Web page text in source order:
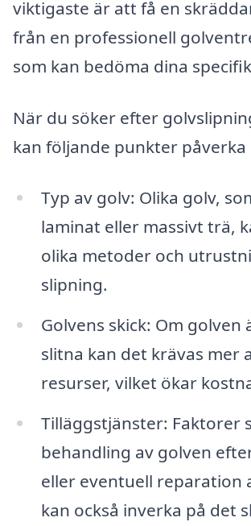
viktigaste är att få en
från en professionell
som kan bedöma dina
När du söker efter
kan följande punkter påverka
Typ av golv: Olika golv,
laminat eller massivt trä,
olika metoder och
slipning.
Golvens skick: Om
slitna kan det krävas mer
resurser, vilket ökar
Tilläggstjänster: Faktorer
behandling av golven
eller eventuell reparation
kan också inverka på det